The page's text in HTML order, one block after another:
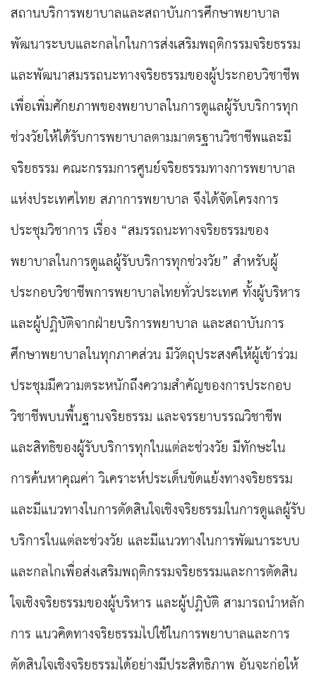
สถานบริการพยาบาลและสถาบันการศึกษาพยาบาล
พัฒนาระบบและกลไกในการส่งเสริมพฤติกรรมจริยธรรม
และพัฒนาสมรรถนะทางจริยธรรมของผู้ประกอบวิชาชีพ
เพื่อเพิ่มศักยภาพของพยาบาลในการดูแลผู้รับบริการทุก
ช่วงวัยให้ได้รับการพยาบาลตามมาตรฐานวิชาชีพและมี
จริยธรรม คณะกรรมการศูนย์จริยธรรมทางการพยาบาล
แห่งประเทศไทย สภาการพยาบาล จึงได้จัดโครงการ
ประชุมวิชาการ เรื่อง “สมรรถนะทางจริยธรรมของ
พยาบาลในการดูแลผู้รับบริการทุกช่วงวัย” สำหรับผู้
ประกอบวิชาชีพการพยาบาลไทยทั่วประเทศ ทั้งผู้บริหาร
และผู้ปฏิบัติจากฝ่ายบริการพยาบาล และสถาบันการ
ศึกษาพยาบาลในทุกภาคส่วน มีวัตถุประสงค์ให้ผู้เข้าร่วม
ประชุมมีความตระหนักถึงความสำคัญของการประกอบ
วิชาชีพบนพื้นฐานจริยธรรม และจรรยาบรรณวิชาชีพ
และสิทธิของผู้รับบริการทุกในแต่ละช่วงวัย มีทักษะใน
การค้นหาคุณค่า วิเคราะห์ประเด็นขัดแย้งทางจริยธรรม
และมีแนวทางในการตัดสินใจเชิงจริยธรรมในการดูแลผู้รับ
บริการในแต่ละช่วงวัย และมีแนวทางในการพัฒนาระบบ
และกลไกเพื่อส่งเสริมพฤติกรรมจริยธรรมและการตัดสิน
ใจเชิงจริยธรรมของผู้บริหาร และผู้ปฏิบัติ สามารถนำหลัก
การ แนวคิดทางจริยธรรมไปใช้ในการพยาบาลและการ
ตัดสินใจเชิงจริยธรรมได้อย่างมีประสิทธิภาพ อันจะก่อให้